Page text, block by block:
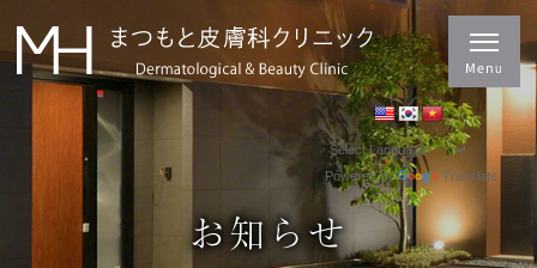
Powered by Translate
お知らせ